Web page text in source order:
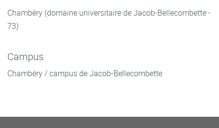
Chambéry (domaine universitaire de Jacob-Bellecombette -
73)
Campus
Chambéry / campus de Jacob-Bellecombette